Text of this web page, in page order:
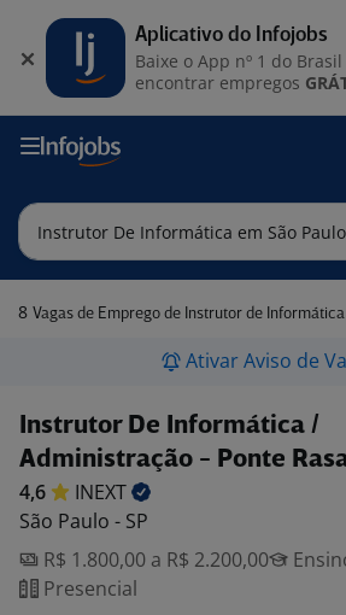
8 Vagas de Emprego de Instrutor de Informática em
Ativar Aviso de
Instrutor De Informática /
Administração - Ponte
4,6
INEXT
São Paulo - SP
R$ 1.800,00 a R$ 2.200,00
Presencial
Aplicativo do Infojobs
Baixe o App nº 1 do
encontrar empregos